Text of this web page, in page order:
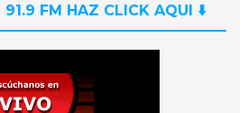
91.9 FM HAZ CLICK AQUI ⬇️